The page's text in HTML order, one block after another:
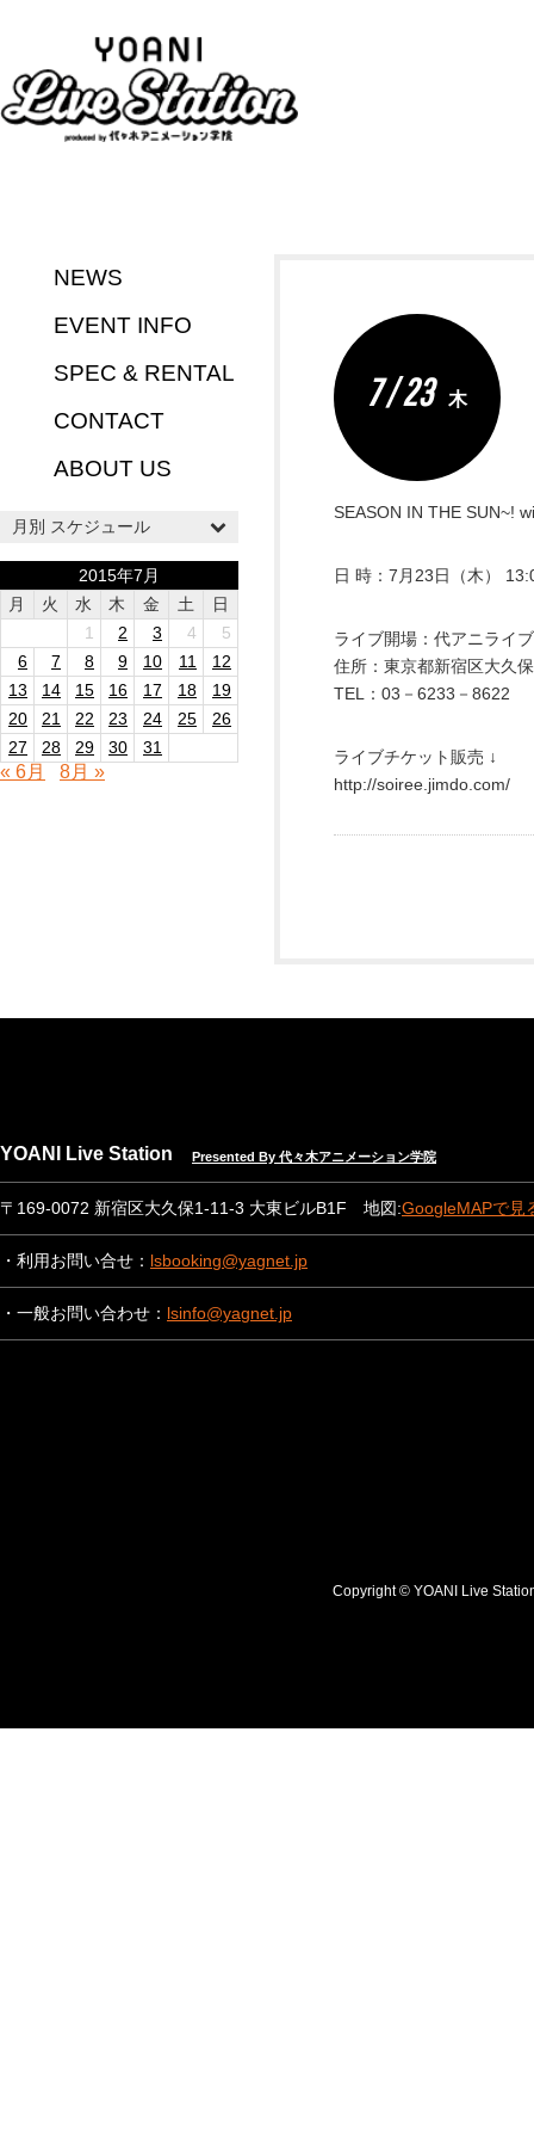
NEWS
EVENT INFO
SPEC & RENTAL
CONTACT
ABOUT US
月別 スケジュール
2015年7月
月
火 水 木 金 土
日
1
2 3 4
5
6
7 8 9 10 11
12
13
14 15 16 17 18
19
20
21 22 23 24 25
26
27
28 29 30 31
« 6月 8月 »
7 / 23 木
SEASON IN THE SUN~!
日 時：7月23日（木）
ライブ開場：代アニライ
住所：東京都新宿区大久
TEL：03－6233－8622
ライブチケット販売 ↓
http://soiree.jimdo.com/
YOANI Live Station Presented By 代々木アニメーション学院
〒169-0072 新宿区大久保1-11-3 大東ビルB1F 地図:GoogleMAPで見
・利用お問い合せ： lsbooking@yagnet.jp
・一般お問い合わせ： lsinfo@yagnet.jp
Copyright © YOANI Live